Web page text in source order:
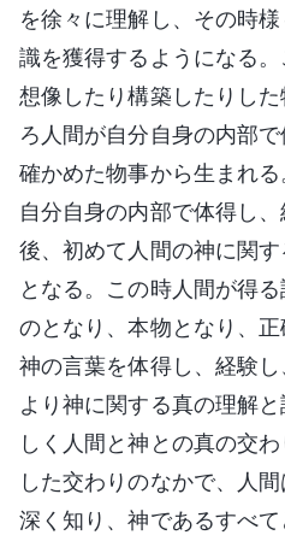
を徐々に理解し、その時
識を獲得するようになる
想像したり構築したりし
ろ人間が自分自身の内部で
確かめた物事から生まれ
自分自身の内部で体得し
後、初めて人間の神に関
となる。この時人間が得
のとなり、本物となり、
神の言葉を体得し、経験
より神に関する真の理解
しく人間と神との真の交
した交わりのなかで、人
深く知り、神であるすべ